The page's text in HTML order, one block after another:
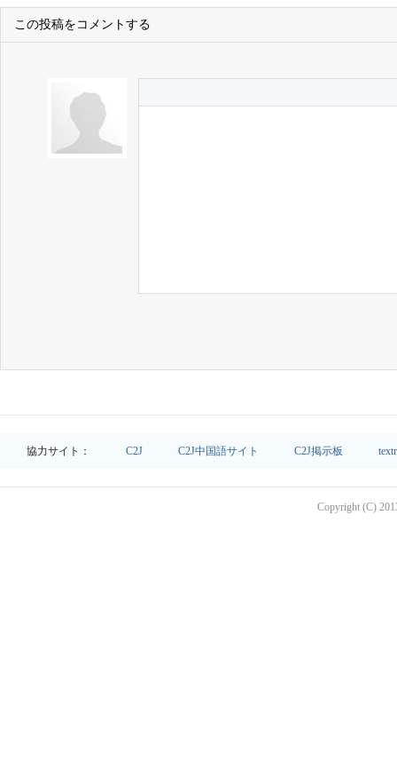
この投稿をコメントする
協力サイト： C2J C2J中国語サイト C2J掲示板
Copyright (C)